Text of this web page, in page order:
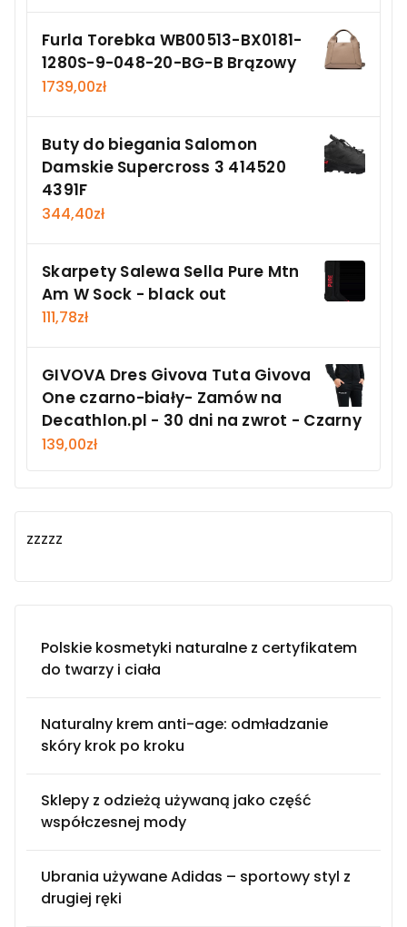
Furla Torebka WB00513-BX0181-
1280S-9-048-20-BG-B Brązowy
1739,00zł
Buty do biegania Salomon
Damskie Supercross 3 414520
4391F
344,40zł
Skarpety Salewa Sella Pure Mtn
Am W Sock - black out
111,78zł
GIVOVA Dres Givova Tuta Givova
One czarno-biały- Zamów na
Decathlon.pl - 30 dni na zwrot - Czarny
139,00zł
zzzzz
Polskie kosmetyki naturalne z certyfikatem
do twarzy i ciała
Naturalny krem anti-age: odmładzanie
skóry krok po kroku
Sklepy z odzieżą używaną jako część
współczesnej mody
Ubrania używane Adidas – sportowy styl z
drugiej ręki